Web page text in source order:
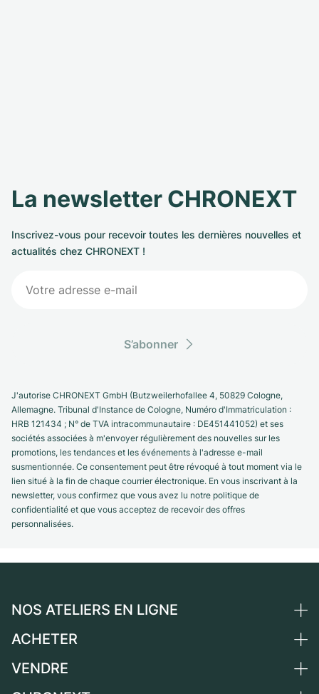
La newsletter CHRONEXT
Inscrivez-vous pour recevoir toutes les dernières nouvelles et
actualités chez CHRONEXT !
S’abonner
J'autorise CHRONEXT GmbH (Butzweilerhofallee 4, 50829 Cologne,
Allemagne. Tribunal d'Instance de Cologne, Numéro d'Immatriculation :
HRB 121434 ; N° de TVA intracommunautaire : DE451441052) et ses
sociétés associées à m'envoyer régulièrement des nouvelles sur les
promotions, les tendances et les événements à l'adresse e-mail
susmentionnée. Ce consentement peut être révoqué à tout moment via le
lien situé à la fin de chaque courrier électronique. En vous inscrivant à la
newsletter, vous confirmez que vous avez lu notre politique de
confidentialité et que vous acceptez de recevoir des offres
personnalisées.
NOS ATELIERS EN LIGNE
Allemagne
ACHETER
Toutes les montres de luxe
VENDRE